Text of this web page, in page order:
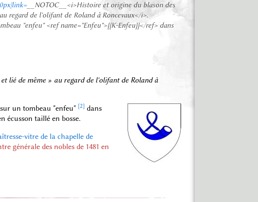
__NOTOC__<i>Histoire et origine du blason des
regard de l'olifant de Roland à Roncevaux</i>.
"enfeu" <ref name="Enfeu">{{K-Enfeu}}</ref> dans
et lié de même » au regard de l'olifant de Roland à
un tombeau "enfeu" [2] dans
écusson taillé en bosse.
vitre de la chapelle de
générale des nobles de 1481 en